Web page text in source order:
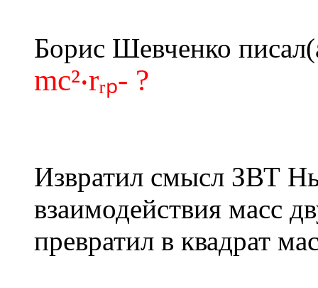
Борис Шевченко
mc²‧rᵣₚ- ?
Извратил смысл ЗВТ
взаимодействия масс
превратил в квадрат